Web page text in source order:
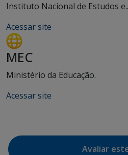
Instituto Nacional de Estudos
Acessar site
MEC
Ministério da Educação.
Acessar site
Avaliar